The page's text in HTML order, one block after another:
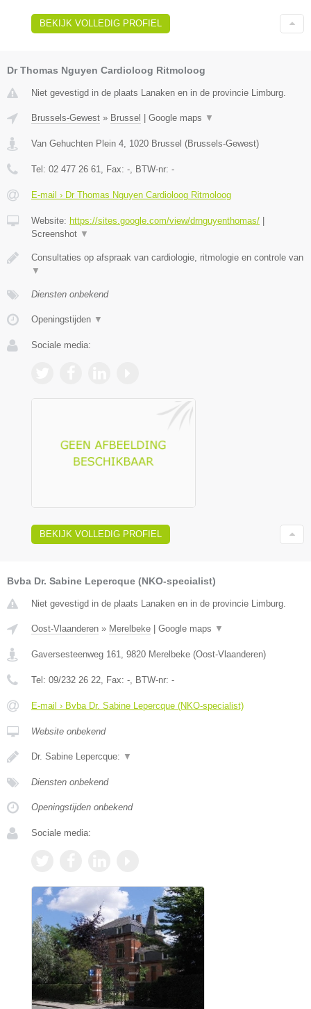
BEKIJK VOLLEDIG PROFIEL
Dr Thomas Nguyen Cardioloog Ritmoloog
Niet gevestigd in de plaats Lanaken en in de provincie Limburg.
Brussels-Gewest » Brussel | Google maps ▼
Van Gehuchten Plein 4 1020 Brussel (Brussels-Gewest)
Tel: 02 477 26 61 , Fax: - , BTW-nr: -
E-mail › Dr Thomas Nguyen Cardioloog Ritmoloog
Website: https://sites.google.com/view/drnguyenthomas/ |
Screenshot ▼
Consultaties op afspraak van cardiologie, ritmologie en controle van
▼
Diensten onbekend
Openingstijden ▼
Sociale media:
BEKIJK VOLLEDIG PROFIEL
Bvba Dr. Sabine Lepercque (NKO-specialist)
Niet gevestigd in de plaats Lanaken en in de provincie Limburg.
Oost-Vlaanderen » Merelbeke Google maps ▼
Gaversesteenweg 161, 9820 Merelbeke (Oost-Vlaanderen)
Tel: 09/232 26 22, Fax: -, BTW-nr: -
E-mail › Bvba Dr. Sabine Lepercque (NKO-specialist)
Website onbekend
Dr. Sabine Lepercque: ▼
Diensten onbekend
Openingstijden onbekend
Sociale media: